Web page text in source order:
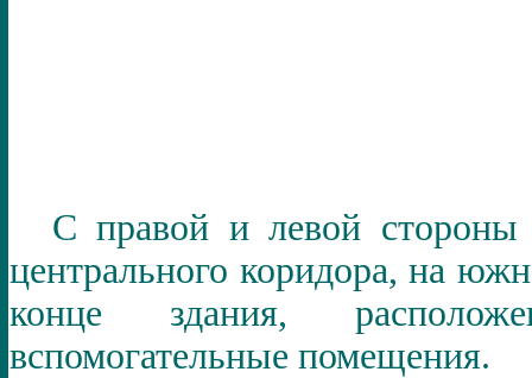
С правой и левой стороны
центрального коридора, на
конце здания,
вспомогательные помещения.